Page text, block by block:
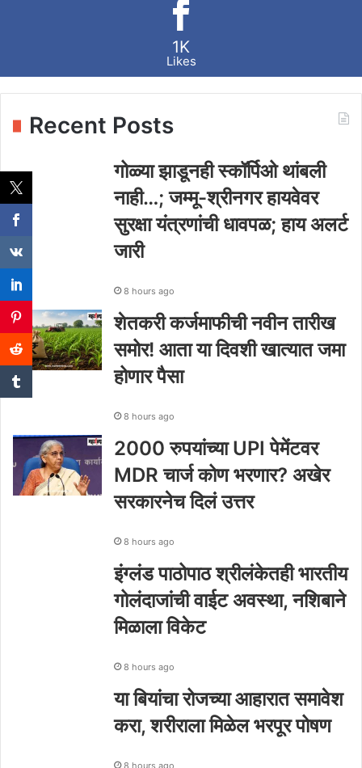
1K
Likes
Recent Posts
गोळ्या झाडूनही स्कॉर्पिओ थांबली
नाही…; जम्मू-श्रीनगर हायवेवर
सुरक्षा यंत्रणांची धावपळ; हाय अलर्ट
जारी
8 hours ago
शेतकरी कर्जमाफीची नवीन तारीख
समोर! आता या दिवशी खात्यात जमा
होणार पैसा
8 hours ago
2000 रुपयांच्या UPI पेमेंटवर
MDR चार्ज कोण भरणार? अखेर
सरकारनेच दिलं उत्तर
8 hours ago
इंग्लंड पाठोपाठ श्रीलंकेतही भारतीय
गोलंदाजांची वाईट अवस्था, नशिबाने
मिळाला विकेट
8 hours ago
या बियांचा रोजच्या आहारात समावेश
करा, शरीराला मिळेल भरपूर पोषण
8 hours ago